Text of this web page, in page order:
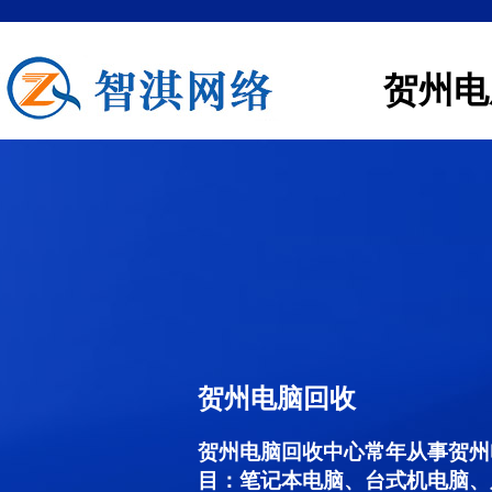
贺州
贺州电脑回收
贺州电脑回收中心常年从事贺
目：笔记本电脑、台式机电脑